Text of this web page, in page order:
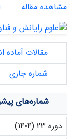
مشاهده مقاله
مقالات آماده
شماره جاری
شماره‌های
دوره 23 (1404)